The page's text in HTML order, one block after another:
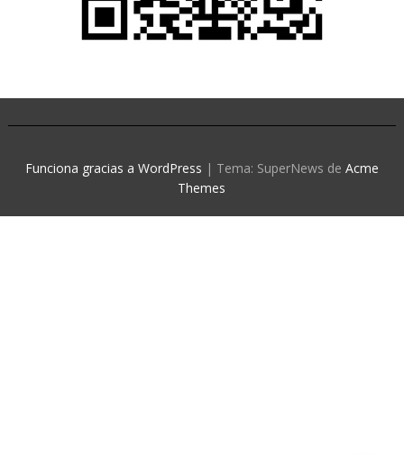
Funciona gracias a WordPress | Tema: SuperNews de Acme
Themes